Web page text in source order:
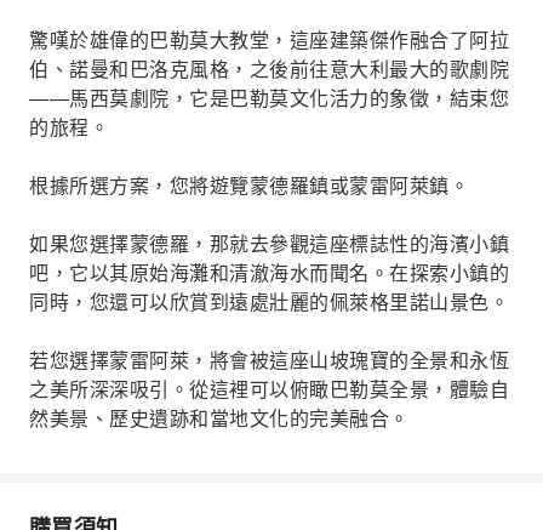
驚嘆於雄偉的巴勒莫大教堂，這座建築傑作融合了阿拉
伯、諾曼和巴洛克風格，之後前往意大利最大的歌劇院
——馬西莫劇院，它是巴勒莫文化活力的象徵，結束您
的旅程。
根據所選方案，您將遊覽蒙德羅鎮或蒙雷阿萊鎮。
如果您選擇蒙德羅，那就去參觀這座標誌性的海濱小鎮
吧，它以其原始海灘和清澈海水而聞名。在探索小鎮的
同時，您還可以欣賞到遠處壯麗的佩萊格里諾山景色。
若您選擇蒙雷阿萊，將會被這座山坡瑰寶的全景和永恆
之美所深深吸引。從這裡可以俯瞰巴勒莫全景，體驗自
然美景、歷史遺跡和當地文化的完美融合。